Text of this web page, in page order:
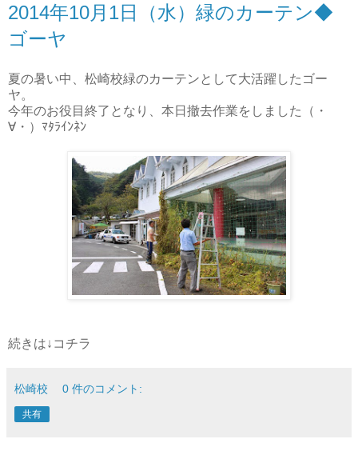
2014年10月1日（水）緑のカーテン◆
ゴーヤ
夏の暑い中、松崎校緑のカーテンとして大活躍したゴー
ヤ。
今年のお役目終了となり、本日撤去作業をしました（・
∀・）ﾏﾀﾗｲﾝﾈﾝ
続きは↓コチラ
松崎校 0 件のコメント:
共有